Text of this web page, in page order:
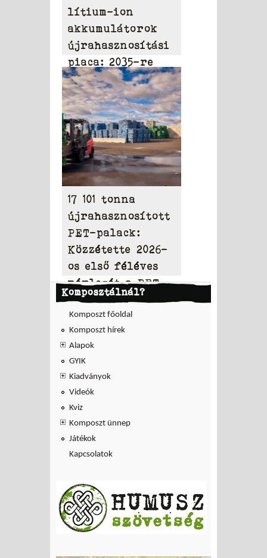
lítium-ion
akkumulátorok
újrahasznosítási
piaca: 2035-re
elérheti a 31,95
milliárd dollárt
17 101 tonna
újrahasznosított
PET-palack:
Közzétette 2026-
os első féléves
mérlegét a PET
to PET
Komposztálnál?
Komposzt főoldal
Komposzt hírek
Alapok
GYIK
Kiadványok
Videók
Kviz
Komposzt ünnep
Játékok
Kapcsolatok